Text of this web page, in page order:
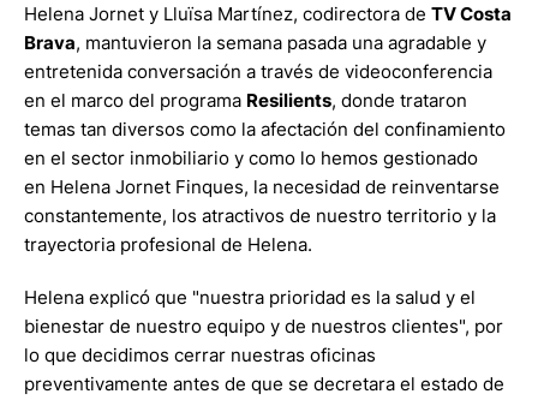
Helena Jornet y Lluïsa Martínez, codirectora de TV Costa
Brava, mantuvieron la semana pasada una agradable y
entretenida conversación a través de videoconferencia
en el marco del programa Resilients, donde trataron
temas tan diversos como la afectación del confinamiento
en el sector inmobiliario y como lo hemos gestionado
en Helena Jornet Finques, la necesidad de reinventarse
constantemente, los atractivos de nuestro territorio y la
trayectoria profesional de Helena.
Helena explicó que "nuestra prioridad es la salud y el
bienestar de nuestro equipo y de nuestros clientes", por
lo que decidimos cerrar nuestras oficinas
preventivamente antes de que se decretara el estado de